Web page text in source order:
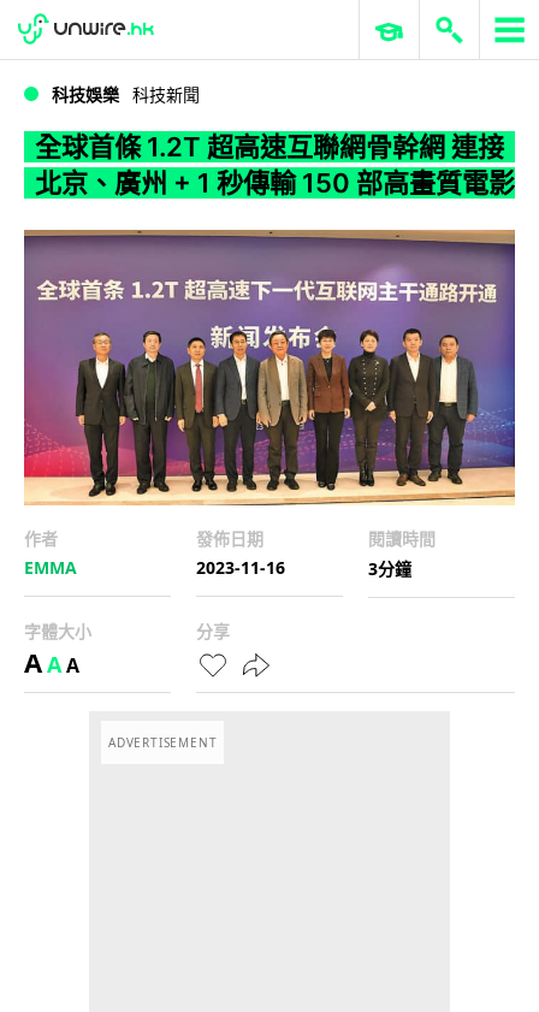
WWDC 2026 ERP 與商業 AI
科技娛樂 科技新聞
全球首條 1.2T 超高速互聯網骨幹網 連接
北京、廣州 + 1 秒傳輸 150 部高畫質電影
作者
EMMA
發佈日期
2023-11-16
閱讀時間
3分鐘
字體大小
AAA
分享
ADVERTISEMENT